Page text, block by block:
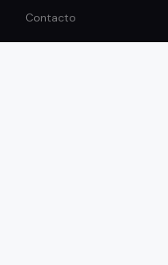
Contacto